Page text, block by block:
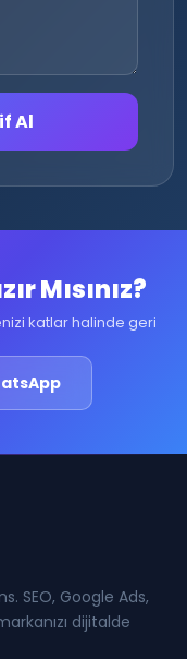
Al
Mısınız?
katlar halinde geri
SEO, Google Ads,
dijitalde